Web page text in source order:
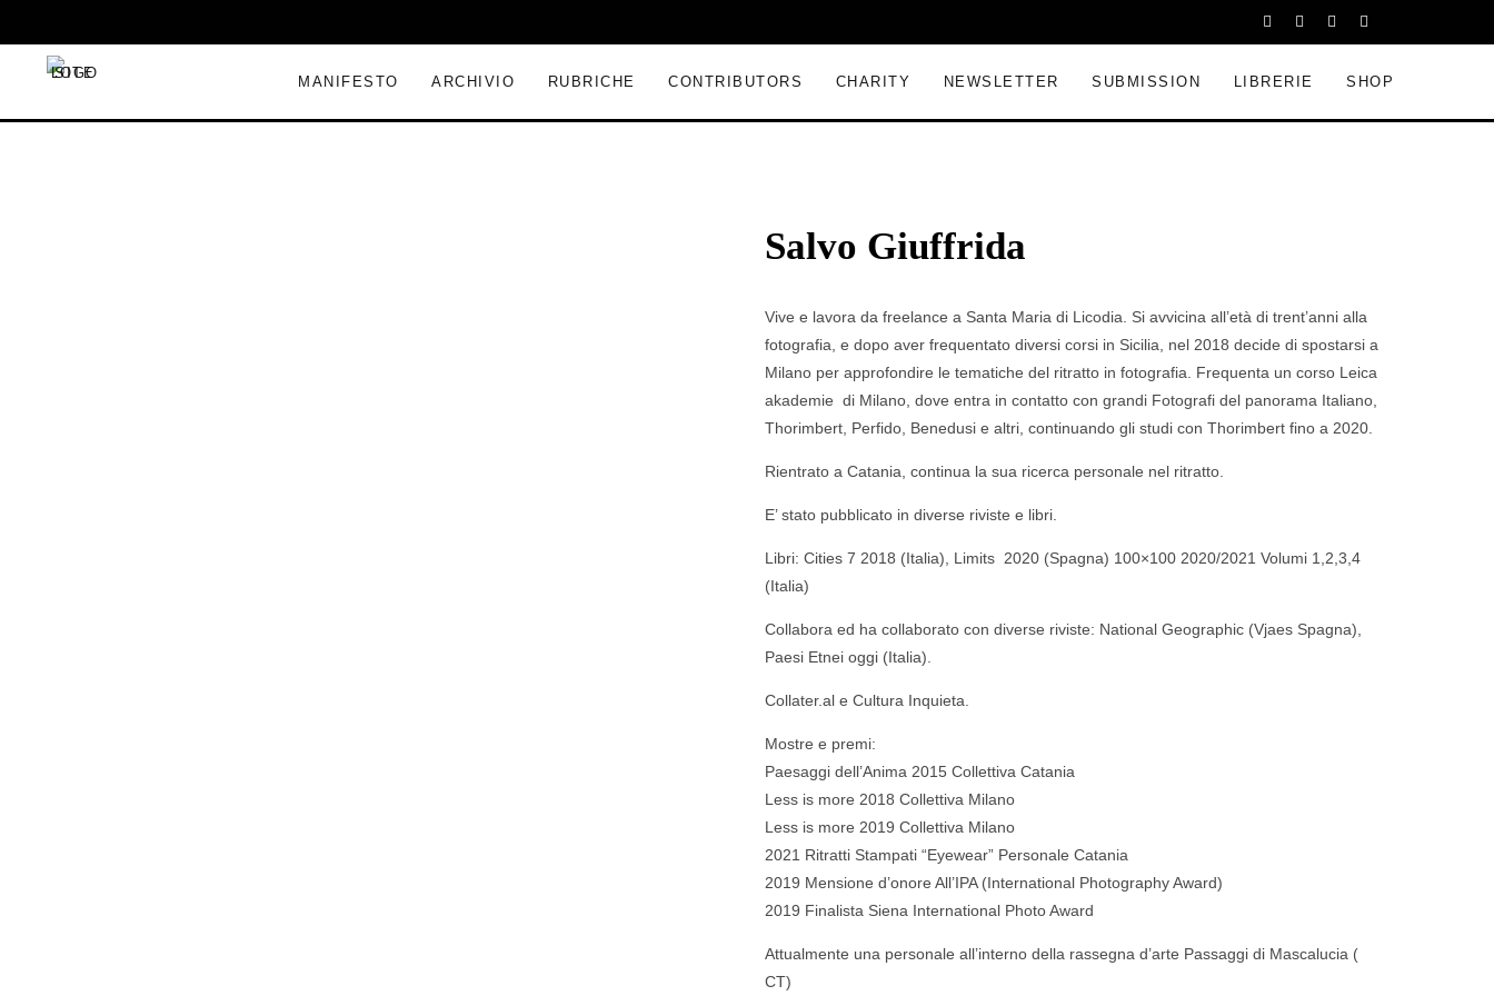
MANIFESTO ARCHIVIO RUBRICHE CONTRIBUTORS CHARITY NEWSLETTER SUBMISSION LIBRERIE SHOP
Salvo Giuffrida
Vive e lavora da freelance a Santa Maria di Licodia. Si avvicina all’età di trent’anni alla
fotografia, e dopo aver frequentato diversi corsi in Sicilia, nel 2018 decide di spostarsi a
Milano per approfondire le tematiche del ritratto in fotografia. Frequenta un corso Leica
akademie di Milano, dove entra in contatto con grandi Fotografi del panorama Italiano,
Thorimbert, Perfido, Benedusi e altri, continuando gli studi con Thorimbert fino a 2020.
Rientrato a Catania, continua la sua ricerca personale nel ritratto.
E’ stato pubblicato in diverse riviste e libri.
Libri: Cities 7 2018 (Italia), Limits 2020 (Spagna) 100×100 2020/2021 Volumi 1,2,3,4
(Italia)
Collabora ed ha collaborato con diverse riviste: National Geographic (Vjaes Spagna),
Paesi Etnei oggi (Italia).
Collater.al e Cultura Inquieta.
Mostre e premi:
Paesaggi dell’Anima 2015 Collettiva Catania
Less is more 2018 Collettiva Milano
Less is more 2019 Collettiva Milano
2021 Ritratti Stampati “Eyewear” Personale Catania
2019 Mensione d’onore All’IPA (International Photography Award)
2019 Finalista Siena International Photo Award
Attualmente una personale all’interno della rassegna d’arte Passaggi di Mascalucia (
CT)